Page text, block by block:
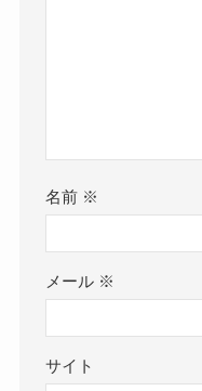
名前 ※
メール ※
サイト